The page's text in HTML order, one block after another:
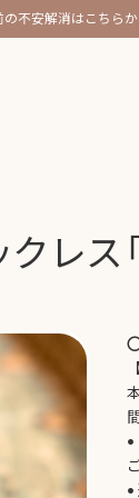
の不安解消はこちらか
レス
•
•